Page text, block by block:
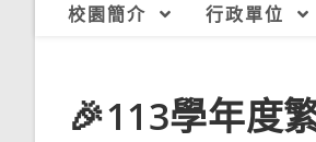
校園簡介 行政單位
🎉113學年度